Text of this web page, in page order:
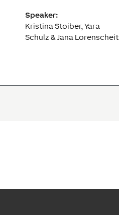
Speaker:
Kristina Stoiber, Yara
Schulz & Jana Lorenscheit